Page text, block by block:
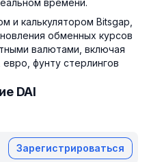
времени.
и калькулятором Bitsgap,
обменных курсов
валютами, включая
фунту стерлингов
DAI
Зарегистрироваться